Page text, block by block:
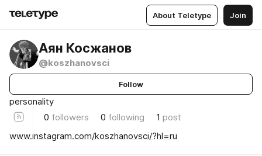
About Teletype Join
Аян Косжанов
@koszhanovsci
Follow
personality
0 followers 0 following 1 post
www.instagram.com/koszhanovsci/?hl=ru